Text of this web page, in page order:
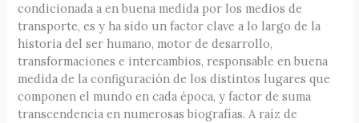
condicionada a en buena medida por los medios de
transporte, es y ha sido un factor clave a lo largo de la
historia del ser humano, motor de desarrollo,
transformaciones e intercambios, responsable en buena
medida de la configuración de los distintos lugares que
componen el mundo en cada época, y factor de suma
transcendencia en numerosas biografías. A raíz de